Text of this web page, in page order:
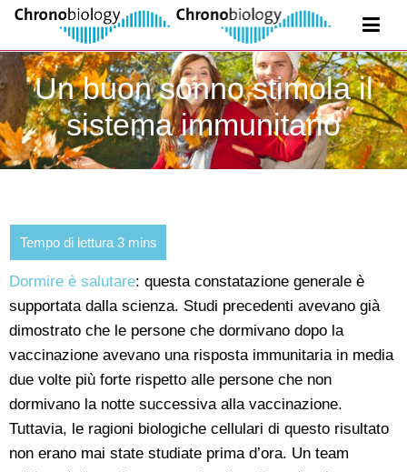
Un buon sonno stimola il
sistema immunitario
Dormire è salutare: questa constatazione generale è
supportata dalla scienza. Studi precedenti avevano già
dimostrato che le persone che dormivano dopo la
vaccinazione avevano una risposta immunitaria in media
due volte più forte rispetto alle persone che non
dormivano la notte successiva alla vaccinazione.
Tuttavia, le ragioni biologiche cellulari di questo risultato
non erano mai state studiate prima d’ora. Un team